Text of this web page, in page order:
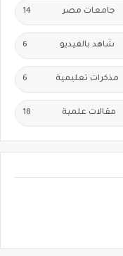
جامعات مصر 14
شاهد بالفيديو 6
مذكرات تعليمية 6
مقالات علمية 18